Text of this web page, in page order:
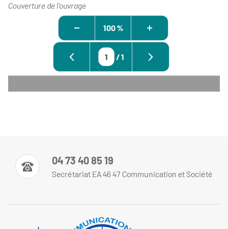
Couverture de l'ouvrage
100 %
/1
04 73 40 85 19
Secrétariat EA 46 47 Communication et Société